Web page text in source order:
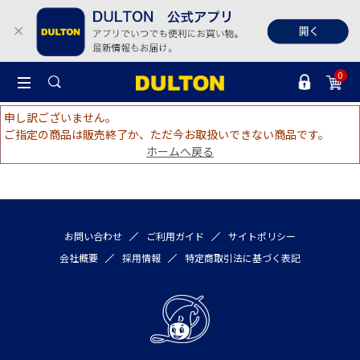
0
申し訳ございません。
ご指定の商品は販売終了か、ただ今お取扱いできない商品です。
ホームへ戻る
お問い合わせ ご利用ガイド
サイトポリシー
会社概要
採用情報 特定商取引法に基づく表記